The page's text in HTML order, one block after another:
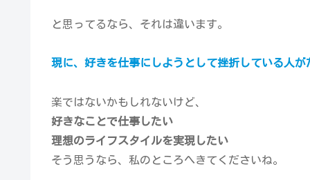
と思ってるなら、それは違います。
現に、好きを仕事にしようとして挫折している人が
楽ではないかもしれないけど、
好きなことで仕事したい
理想のライフスタイルを実現したい
そう思うなら、私のところへきてくださいね。